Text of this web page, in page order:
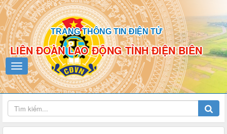
TRANG THÔNG TIN ĐIỆN TỬ
LIÊN ĐOÀN LAO ĐỘNG TỈNH ĐIỆN BIÊN